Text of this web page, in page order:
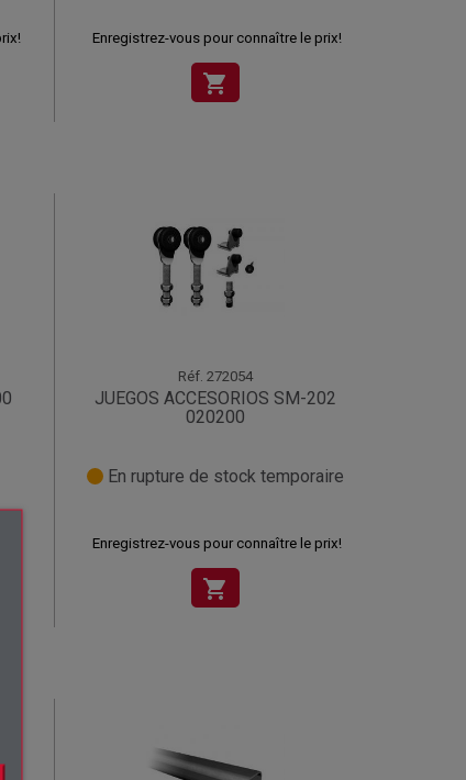
Enregistrez-vous pour connaître le prix!
shopping_cart
Réf. 272054
JUEGOS ACCESORIOS SM-202
020200
En rupture de stock temporaire
Enregistrez-vous pour connaître le prix!
shopping_cart